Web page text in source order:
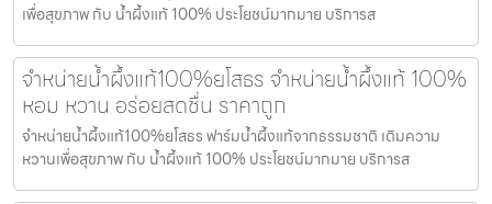
เพื่อสุขภาพ กับ น้ำผึ้งแท้ 100% ประโยชน์มากมาย บริการส
จำหน่ายน้ำผึ้งแท้100%ยโสธร จำหน่ายน้ำผึ้งแท้ 100%
หอม หวาน อร่อยสดชื่น ราคาถูก
จำหน่ายน้ำผึ้งแท้100%ยโสธร ฟาร์มน้ำผึ้งแท้จากธรรมชาติ เติมความ
หวานเพื่อสุขภาพ กับ น้ำผึ้งแท้ 100% ประโยชน์มากมาย บริการส